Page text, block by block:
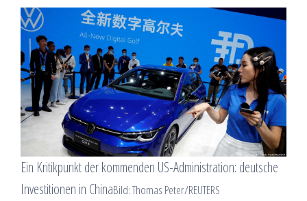
Ein Kritikpunkt der kommenden US-Administration: deutsche
Investitionen in ChinaBild: Thomas Peter/REUTERS